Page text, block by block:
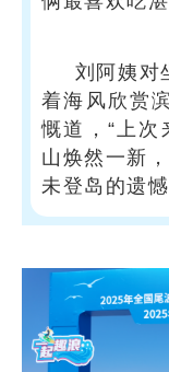
刘阿姨对
着海风欣赏
慨道，“上次
山焕然一新
未登岛的遗